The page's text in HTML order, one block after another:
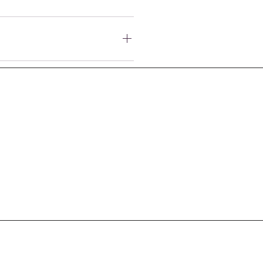
et affichés au
la créatrice Petit Poirier
14 jours. En savoir plus :